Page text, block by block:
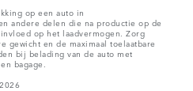
op een auto in
andere delen die na productie op de
op het laadvermogen. Zorg
gewicht en de maximaal toelaatbare
bij belading van de auto met
bagage.